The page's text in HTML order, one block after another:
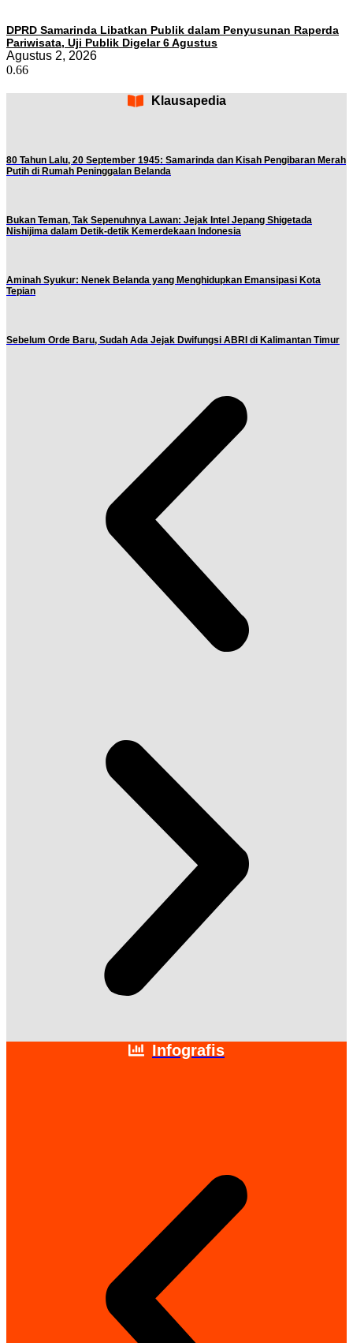
DPRD Samarinda Libatkan Publik dalam Penyusunan Raperda
Pariwisata, Uji Publik Digelar 6 Agustus
Agustus 2, 2026
Klausapedia
80 Tahun Lalu, 20 September 1945: Samarinda dan Kisah Pengibaran Merah
Putih di Rumah Peninggalan Belanda
Bukan Teman, Tak Sepenuhnya Lawan: Jejak Intel Jepang Shigetada
Nishijima dalam Detik-detik Kemerdekaan Indonesia
Aminah Syukur: Nenek Belanda yang Menghidupkan Emansipasi Kota
Tepian
Sebelum Orde Baru, Sudah Ada Jejak Dwifungsi ABRI di Kalimantan Timur
Infografis